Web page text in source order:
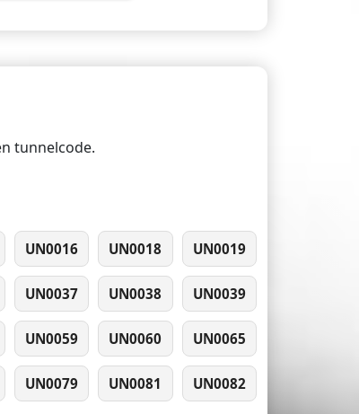
tunnelcode.
UN0016 UN0018 UN0019
UN0037 UN0038 UN0039
UN0059 UN0060 UN0065
UN0079 UN0081 UN0082